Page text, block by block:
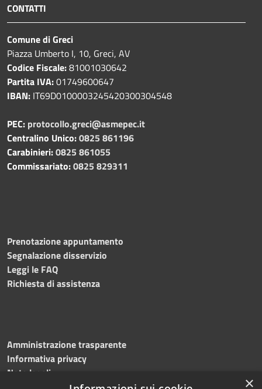
CONTATTI
Comune di Greci
Piazza Umberto I, 10, Greci, AV
Codice Fiscale:81001030642
Partita IVA:01749600647
IBAN: IT69D0100003245420300304548
PEC: protocollo.greci@asmepec.it
Centralino Unico:0825 861196
Carabinieri:0825 861055
Commissariato:0825 829311
Prenotazione appuntamento
Segnalazione disservizio
Leggi le FAQ
Richiesta di assistenza
Amministrazione trasparente
Informativa privacy
Note legali
×